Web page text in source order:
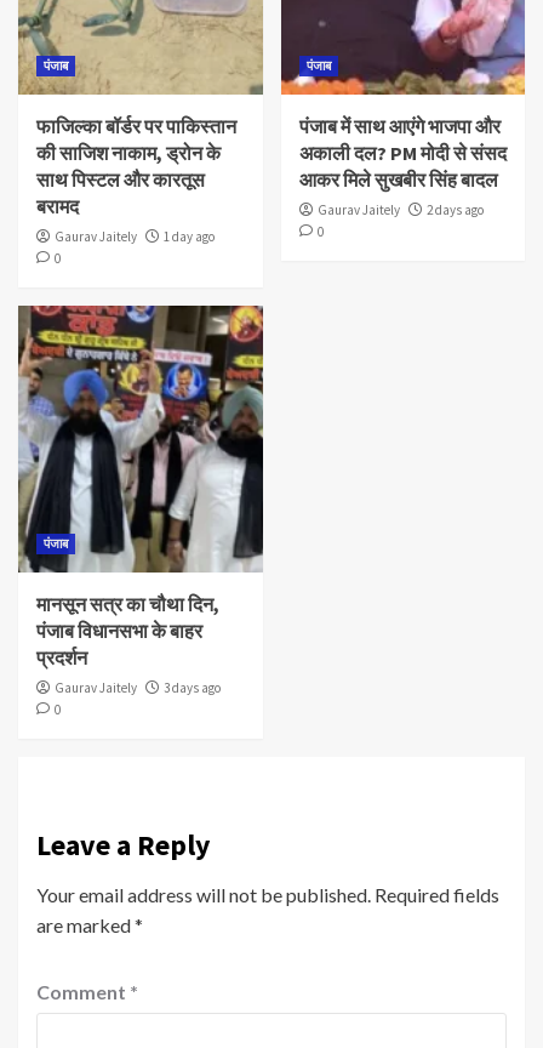
पंजाब
फाजिल्का बॉर्डर पर पाकिस्तान
की साजिश नाकाम, ड्रोन के
साथ पिस्टल और कारतूस
बरामद
Gaurav Jaitely
1 day ago
0
पंजाब
पंजाब में साथ आएंगे भाजपा और
अकाली दल? PM मोदी से संसद
आकर मिले सुखबीर सिंह बादल
Gaurav Jaitely
2 days ago
0
पंजाब
मानसून सत्र का चौथा दिन,
पंजाब विधानसभा के बाहर
प्रदर्शन
Gaurav Jaitely
3 days ago
0
Leave a Reply
Your email address will not be published. Required fields
are marked*
Comment *